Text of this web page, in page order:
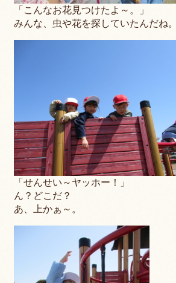
「こんなお花見つけたよ～。」
みんな、虫や花を探していたんだね。
「せんせい～ヤッホー！」
ん？どこだ？
あ、上かぁ～。